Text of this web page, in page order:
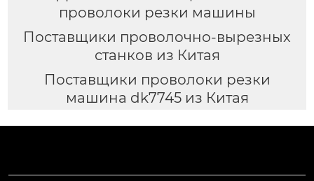
проволоки резки машины
Поставщики проволочно-вырезных
станков из Китая
Поставщики проволоки резки
машина dk7745 из Китая